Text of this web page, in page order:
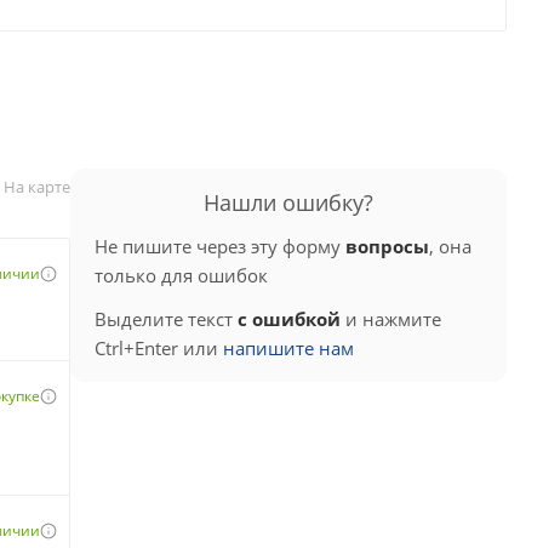
На карте
Нашли ошибку?
Не пишите через эту форму вопросы, она
только для ошибок
Выделите текст с ошибкой и нажмите
Ctrl+Enter или напишите нам